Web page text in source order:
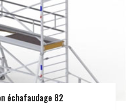
échafaudage 82